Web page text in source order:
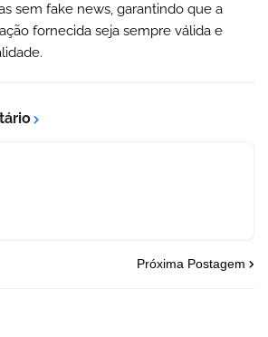
sem fake news, garantindo que a
fornecida seja sempre válida e
Próxima Postagem